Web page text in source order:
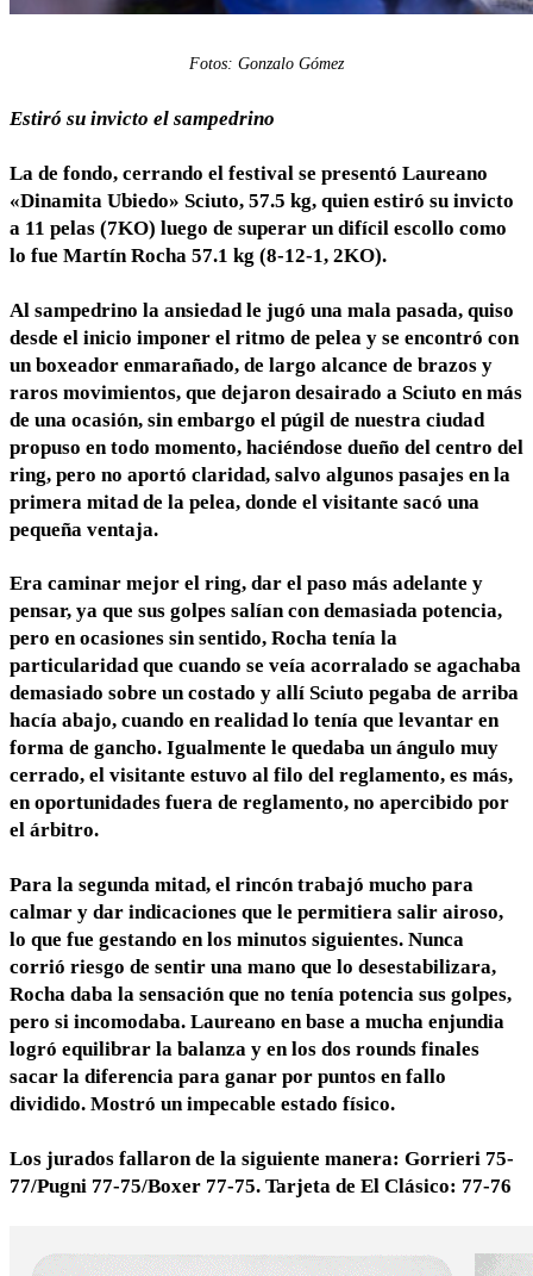
Fotos: Gonzalo Gómez
Estiró su invicto el sampedrino
La de fondo, cerrando el festival se presentó Laureano
«Dinamita Ubiedo» Sciuto, 57.5 kg, quien estiró su invicto
a 11 pelas (7KO) luego de superar un difícil escollo como
lo fue Martín Rocha 57.1 kg (8-12-1, 2KO).
Al sampedrino la ansiedad le jugó una mala pasada, quiso
desde el inicio imponer el ritmo de pelea y se encontró con
un boxeador enmarañado, de largo alcance de brazos y
raros movimientos, que dejaron desairado a Sciuto en más
de una ocasión, sin embargo el púgil de nuestra ciudad
propuso en todo momento, haciéndose dueño del centro del
ring, pero no aportó claridad, salvo algunos pasajes en la
primera mitad de la pelea, donde el visitante sacó una
pequeña ventaja.
Era caminar mejor el ring, dar el paso más adelante y
pensar, ya que sus golpes salían con demasiada potencia,
pero en ocasiones sin sentido, Rocha tenía la
particularidad que cuando se veía acorralado se agachaba
demasiado sobre un costado y allí Sciuto pegaba de arriba
hacía abajo, cuando en realidad lo tenía que levantar en
forma de gancho. Igualmente le quedaba un ángulo muy
cerrado, el visitante estuvo al filo del reglamento, es más,
en oportunidades fuera de reglamento, no apercibido por
el árbitro.
Para la segunda mitad, el rincón trabajó mucho para
calmar y dar indicaciones que le permitiera salir airoso,
lo que fue gestando en los minutos siguientes. Nunca
corrió riesgo de sentir una mano que lo desestabilizara,
Rocha daba la sensación que no tenía potencia sus golpes,
pero si incomodaba. Laureano en base a mucha enjundia
logró equilibrar la balanza y en los dos rounds finales
sacar la diferencia para ganar por puntos en fallo
dividido. Mostró un impecable estado físico.
Los jurados fallaron de la siguiente manera: Gorrieri 75-
77/Pugni 77-75/Boxer 77-75. Tarjeta de El Clásico: 77-76